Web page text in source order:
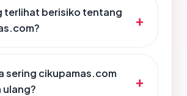
terlihat berisiko tentang
sering cikupamas.com
ulang?